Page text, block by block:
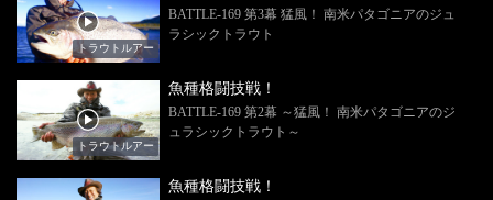
トラウトルアー
BATTLE-169 第3幕 猛風！ 南米パタゴニアのジュ
ラシックトラウト
トラウトルアー
魚種格闘技戦！
BATTLE-169 第2幕 ～猛風！ 南米パタゴニアのジ
ュラシックトラウト～
魚種格闘技戦！